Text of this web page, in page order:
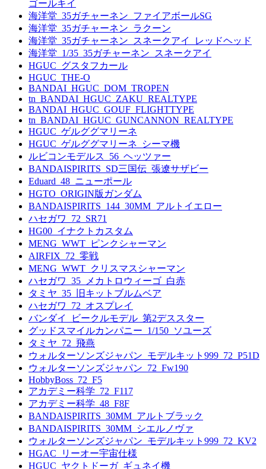
ゴールキイ
海洋堂_35ガチャーネン_ファイアボールSG
海洋堂_35ガチャーネン_ラクーン
海洋堂_35ガチャーネン_スネークアイ_レッドヘッド
海洋堂_1/35_35ガチャーネン_スネークアイ
HGUC_グスタフカール
HGUC_THE-O
BANDAI_HGUC_DOM_TROPEN
tn_BANDAI_HGUC_ZAKU_REALTYPE
BANDAI_HGUC_GOUF_FLIGHTTYPE
tn_BANDAI_HGUC_GUNCANNON_REALTYPE
HGUC_ゲルググマリーネ
HGUC_ゲルググマリーネ_シーマ機
ルビコンモデルス_56_ヘッツァー
BANDAISPIRITS_SD三国伝_張遼サザビー
Eduard_48_ニューポール
HGTO_ORIGIN版ガンダム
BANDAISPIRITS_144_30MM_アルトイエロー
ハセガワ_72_SR71
HG00_イナクトカスタム
MENG_WWT_ピンクシャーマン
AIRFIX_72_零戦
MENG_WWT_クリスマスシャーマン
ハセガワ_35_メカトロウィーゴ_白赤
タミヤ_35_旧キットブルムベア
ハセガワ_72_オスプレイ
バンダイ_ビークルモデル_第2デススター
グッドスマイルカンパニー_1/150_ソユーズ
タミヤ_72_飛燕
ウォルターソンズジャパン_モデルキット999_72_P51D
ウォルターソンズジャパン_72_Fw190
HobbyBoss_72_F5
アカデミー科学_72_F117
アカデミー科学_48_F8F
BANDAISPIRITS_30MM_アルトブラック
BANDAISPIRITS_30MM_シエルノヴァ
ウォルターソンズジャパン_モデルキット999_72_KV2
HGAC_リーオー宇宙仕様
HGUC_ヤクトドーガ_ギュネイ機